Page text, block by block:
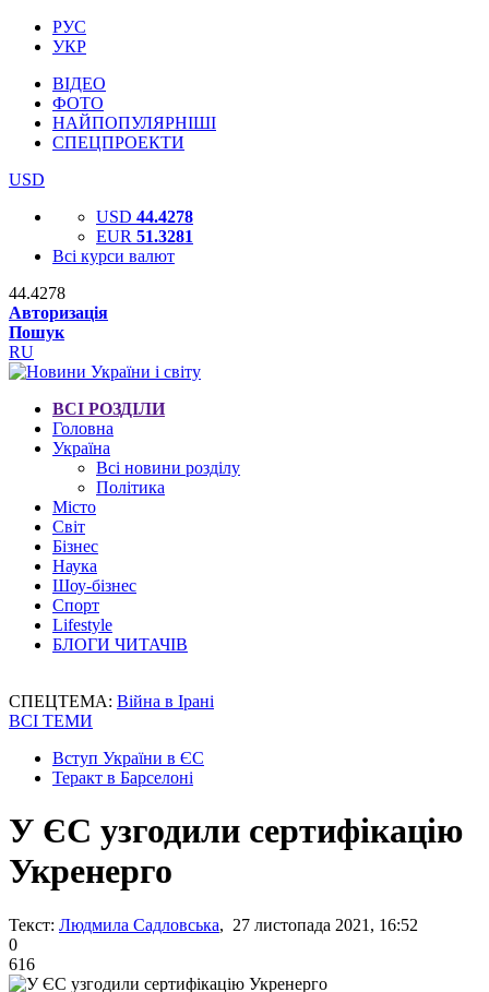
РУС
УКР
ВІДЕО
ФОТО
НАЙПОПУЛЯРНІШІ
СПЕЦПРОЕКТИ
USD
USD 44.4278
EUR 51.3281
Всі курси валют
44.4278
Авторизація
Пошук
RU
ВСІ РОЗДІЛИ
Головна
Україна
Всі новини розділу
Політика
Місто
Світ
Бізнес
Наука
Шоу-бізнес
Спорт
Lifestyle
БЛОГИ ЧИТАЧІВ
СПЕЦТЕМА: Війна в Ірані
ВСІ ТЕМИ
Вступ України в ЄС
Теракт в Барселоні
У ЄС узгодили сертифікацію
Укренерго
Текст: Людмила Садловська, 27 листопада 2021, 16:52
0
616